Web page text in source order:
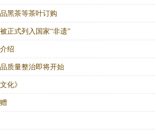
黑茶等茶叶订购
正式列入国家“非遗”
绍
质量整治即将开始
化》